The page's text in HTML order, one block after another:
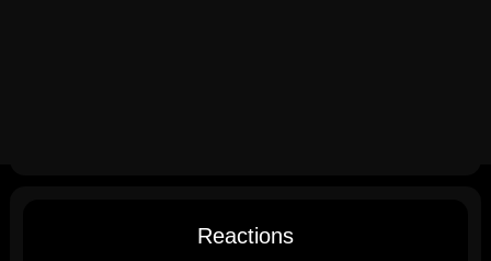
Reactions